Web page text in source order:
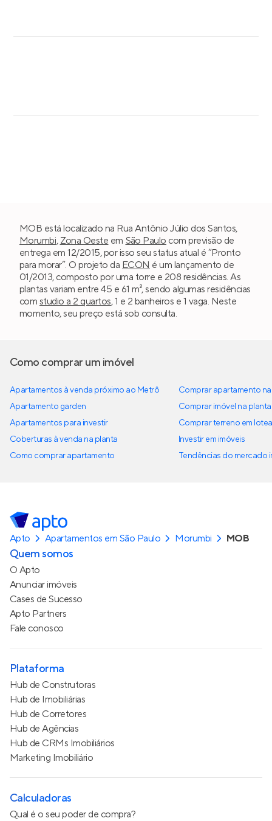
MOB está localizado na Rua Antônio Júlio dos Santos,
Morumbi, Zona Oeste em São Paulo com previsão de
entrega em 12/2015, por isso seu status atual é “Pronto
para morar”. O projeto da ECON é um lançamento de
01/2013, composto por uma torre e 208 residências. As
plantas variam entre 45 e 61 m², sendo algumas residências
com studio a 2 quartos, 1 e 2 banheiros e 1 vaga. Neste
momento, seu preço está sob consulta.
Como comprar um imóvel
Apartamentos à venda próximo ao Metrô
Apartamento garden
Apartamentos para investir
Coberturas à venda na planta
Como comprar apartamento
Comprar apartamento
Comprar imóvel na planta
Comprar terreno em
Investir em imóveis
Tendências do mercado
Apto Apartamentos em São Paulo Morumbi MOB
Quem somos
O Apto
Anunciar imóveis
Cases de Sucesso
Apto Partners
Fale conosco
Plataforma
Hub de Construtoras
Hub de Imobiliárias
Hub de Corretores
Hub de Agências
Hub de CRMs Imobiliários
Marketing Imobiliário
Calculadoras
Qual é o seu poder de compra?